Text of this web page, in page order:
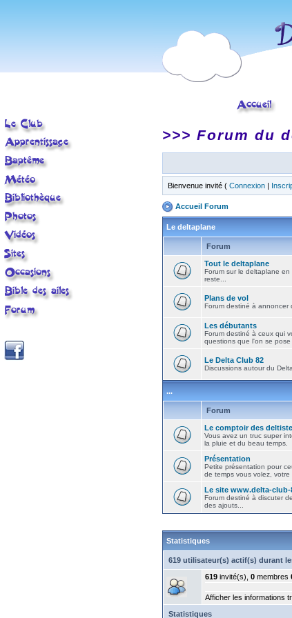
>>> Forum du
Bienvenue invité ( Connexion |
Accueil Forum
Le deltaplane
Forum
Tout le deltaplane
Forum sur le deltaplane
reste...
Plans de vol
Forum destiné à annoncer
Les débutants
Forum destiné à ceux qui
questions que l'on se
Le Delta Club 82
Discussions autour du
...
Forum
Le comptoir des
Vous avez un truc super
la pluie et du beau temps.
Présentation
Petite présentation pour
de temps vous volez, votre
Le site www.delta-club-
Forum destiné à discuter
des ajouts...
Statistiques
619 utilisateur(s) actif(s) durant
619 invité(s), 0 membres
Afficher les informations
Statistiques